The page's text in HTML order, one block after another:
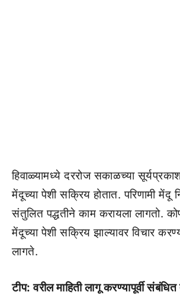
हिवाळ्यामध्ये दररोज सकाळच्या
मेंदूच्या पेशी सक्रिय होतात. परिणामी मेंदू
संतुलित पद्धतीने काम करायला लागतो.
मेंदूच्या पेशी सक्रिय झाल्यावर विचार
लागते.
टीप: वरील माहिती लागू करण्यापूर्वी